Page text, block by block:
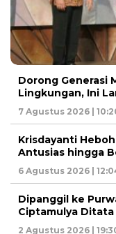
Dorong Generasi
Lingkungan, Ini
7 Agustus 2026 |
Krisdayanti
Antusias hingga
6 Agustus 2026 |
Dipanggil ke
Ciptamulya Ditata
2 Agustus 2026 |